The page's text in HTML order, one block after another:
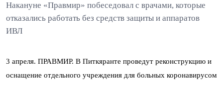
Накануне «Правмир» побеседовал с врачами, которые
отказались работать без средств защиты и аппаратов
ИВЛ
3 апреля. ПРАВМИР. В Питкяранте проведут реконструкцию и
оснащение отдельного учреждения для больных коронавирусом